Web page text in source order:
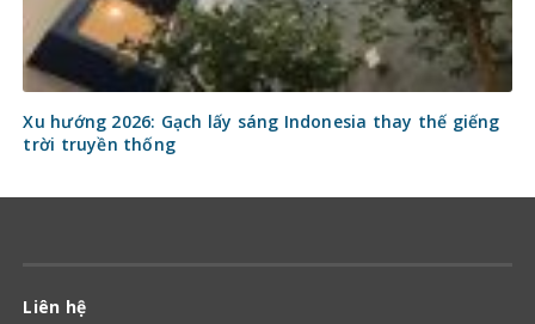
Xu hướng 2026: Gạch lấy sáng Indonesia thay thế giếng
trời truyền thống
Liên hệ